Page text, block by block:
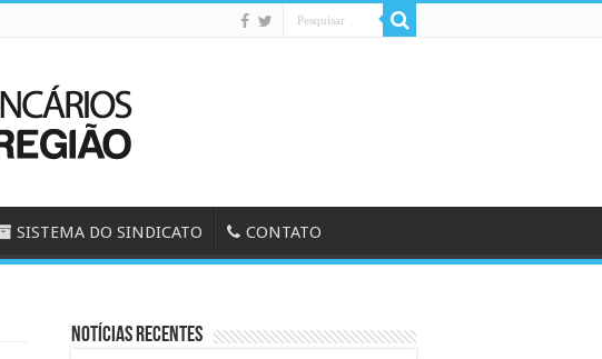
SISTEMA DO SINDICATO CONTATO
Notícias Recentes